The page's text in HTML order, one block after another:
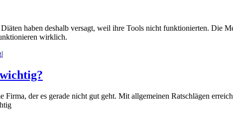
haben deshalb versagt, weil ihre Tools nicht funktionierten. Die
wirklich.
|
Firma, der es gerade nicht gut geht. Mit allgemeinen Ratschlägen